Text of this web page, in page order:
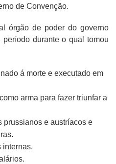
de Convenção.
órgão de poder do governo
durante o qual tomou
á morte e executado em
arma para fazer triunfar a
prussianos e austríacos e
internas.